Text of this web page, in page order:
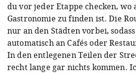
du vor jeder Etappe checken, wo
Gastronomie zu finden ist. Die
nur an den Städten vorbei,
automatisch an Cafés oder
In den entlegenen Teilen der
recht lange gar nichts kommen.